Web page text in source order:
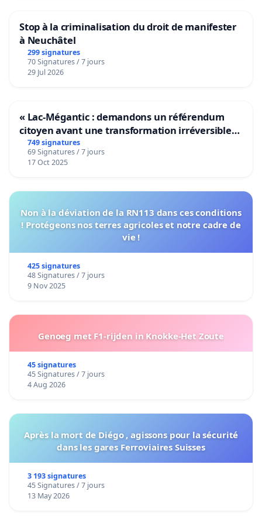
Stop à la criminalisation du droit de manifester
à Neuchâtel
299 signatures
70 Signatures / 7 jours
29 Jul 2026
« Lac-Mégantic : demandons un référendum
citoyen avant une transformation irréversible
de notre territoire »
749 signatures
69 Signatures / 7 jours
17 Oct 2025
Non à la déviation de la RN113 dans ces conditions
! Protégeons nos terres agricoles et notre cadre de
vie !
425 signatures
48 Signatures / 7 jours
9 Nov 2025
Genoeg met F1-rijden in Knokke-Het Zoute
45 signatures
45 Signatures / 7 jours
4 Aug 2026
Après la mort de Diégo , agissons pour la sécurité
dans les gares Ferroviaires Suisses
3 193 signatures
45 Signatures / 7 jours
13 May 2026